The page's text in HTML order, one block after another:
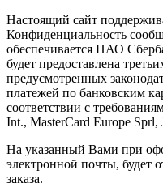
Настоящий сайт
Конфиденциальность
обеспечивается ПАО
будет предоставлена
предусмотренных
платежей по банковским
соответствии с
Int., MasterCard Europe Sprl,
На указанный Вами при
электронной почты, будет
заказа.